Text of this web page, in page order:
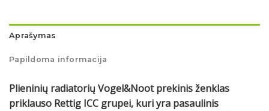
Aprašymas
Papildoma informacija
Plieninių radiatorių Vogel&Noot prekinis ženklas
priklauso Rettig ICC grupei, kuri yra pasaulinis